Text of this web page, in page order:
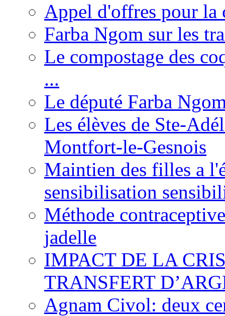
Appel d'offres pour la
Farba Ngom sur les
Le compostage des
...
Le député Farba
Les élèves de Ste-
Montfort-le-Gesnois
Maintien des filles a
sensibilisation
Méthode
jadelle
IMPACT DE LA
TRANSFERT
Agnam Civol: deux